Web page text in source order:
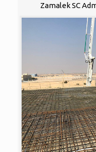
Zamalek SC